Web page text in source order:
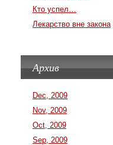
Кто успел…
Лекарство вне закона
Архив
Dec, 2009
Nov, 2009
Oct, 2009
Sep, 2009